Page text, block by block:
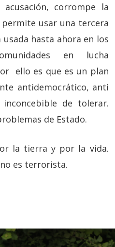
corrompe la
permite usar una tercera
hasta ahora en los
en lucha
ello es que es un plan
antidemocrático, anti
inconcebible de tolerar.
de Estado.
la tierra y por la vida.
es terrorista.